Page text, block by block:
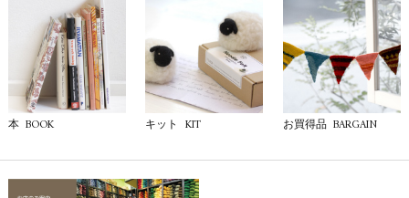
本 BOOK キット KIT お買得品 BARGAIN